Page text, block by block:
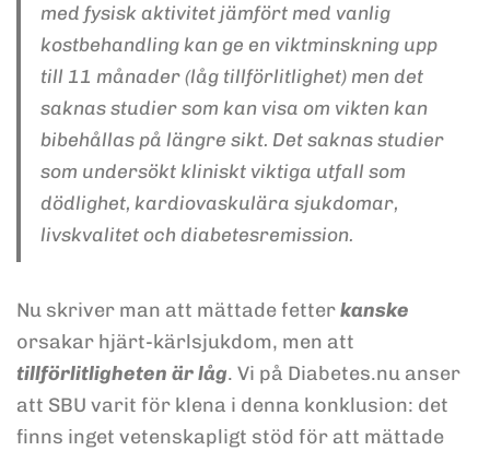
med fysisk aktivitet jämfört med vanlig
kostbehandling kan ge en viktminskning upp
till 11 månader (låg tillförlitlighet) men det
saknas studier som kan visa om vikten kan
bibehållas på längre sikt. Det saknas studier
som undersökt kliniskt viktiga utfall som
dödlighet, kardiovaskulära sjukdomar,
livskvalitet och diabetesremission.
Nu skriver man att mättade fetterkanske
orsakar hjärt-kärlsjukdom, men att
tillförlitligheten är låg. Vi på Diabetes.nu anser
att SBU varit för klena i denna konklusion: det
finns inget vetenskapligt stöd för att mättade